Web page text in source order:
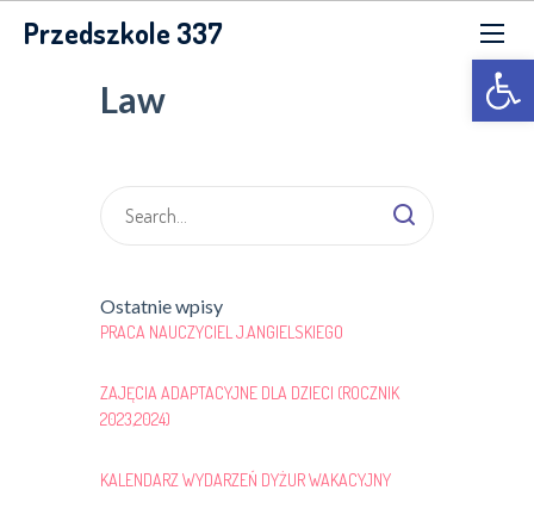
Otwórz
Przedszkole 337
Law
Ostatnie wpisy
PRACA NAUCZYCIEL J.ANGIELSKIEGO
ZAJĘCIA ADAPTACYJNE DLA DZIECI (ROCZNIK
2023,2024)
KALENDARZ WYDARZEŃ DYŻUR WAKACYJNY